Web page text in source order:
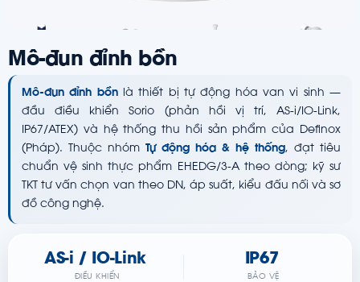
Mô-đun đỉnh bồn
Mô-đun đỉnh bồnlà thiết bị tự động hóa van vi sinh —
đầu điều khiển Sorio (phản hồi vị trí, AS-i/IO-Link,
IP67/ATEX) và hệ thống thu hồi sản phẩm của Definox
(Pháp). Thuộc nhóm
Tự động hóa & hệ thống, đạt tiêu
chuẩn vệ sinh thực phẩm EHEDG/3-A theo dòng; kỹ sư
TKT tư vấn chọn van theo DN, áp suất, kiểu đấu nối và sơ
đồ công nghệ.
AS-i / IO-Link
ĐIỀU KHIỂN
IP67
BẢO VỆ